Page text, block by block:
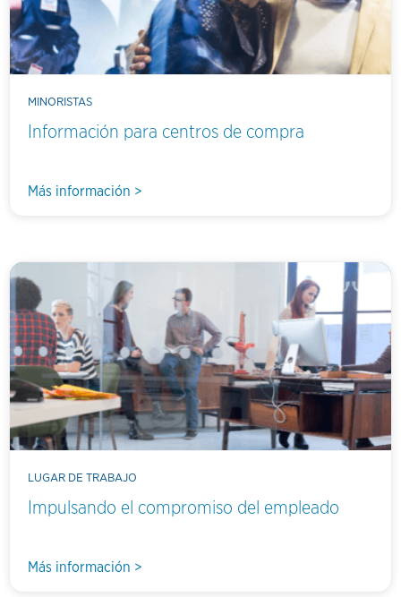
MINORISTAS
Información para centros de compra
Más información >
LUGAR DE TRABAJO
Impulsando el compromiso del empleado
Más información >